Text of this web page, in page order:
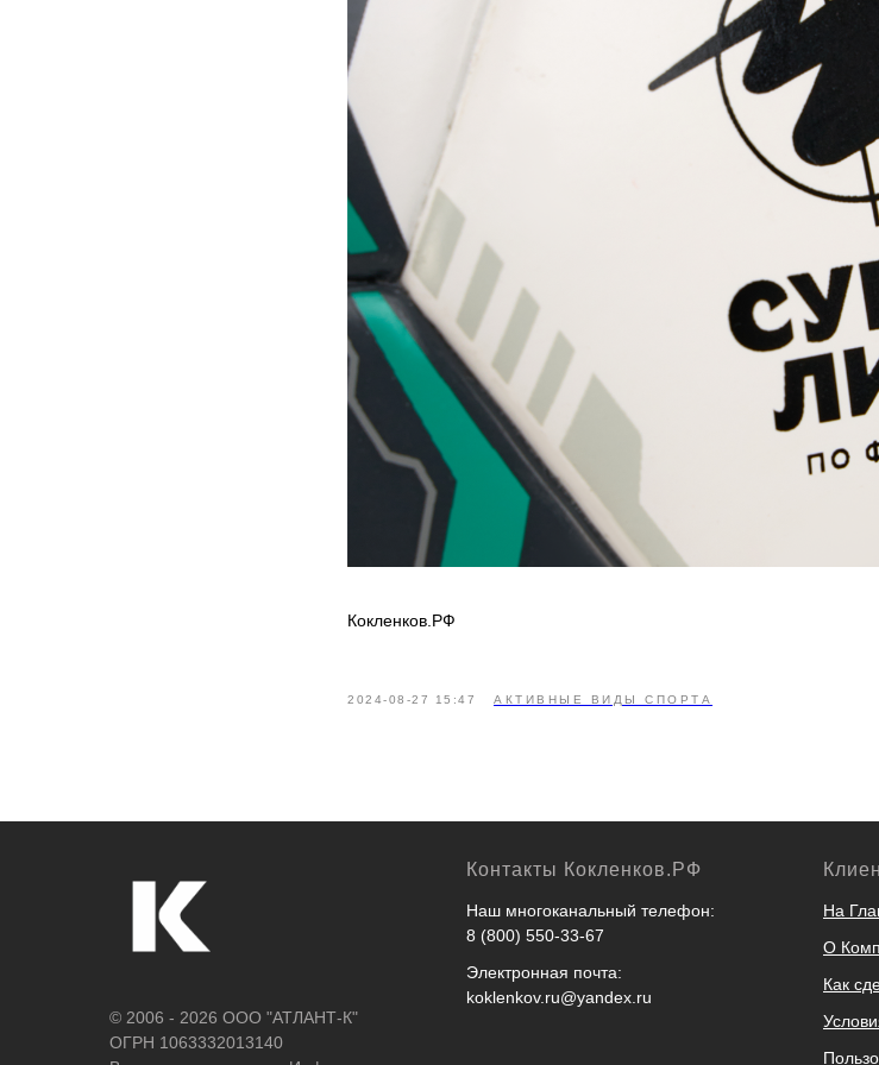
Кокленков.РФ
2024-08-27 15:47 АКТИВНЫЕ ВИДЫ СПОРТА
© 2006 - 2026 ООО "АТЛАНТ-К"
ОГРН 1063332013140
Контакты Кокленков.РФ
Наш многоканальный телефон:
8 (800) 550-33-67
Электронная почта:
koklenkov.ru@yandex.ru
На
О
Как